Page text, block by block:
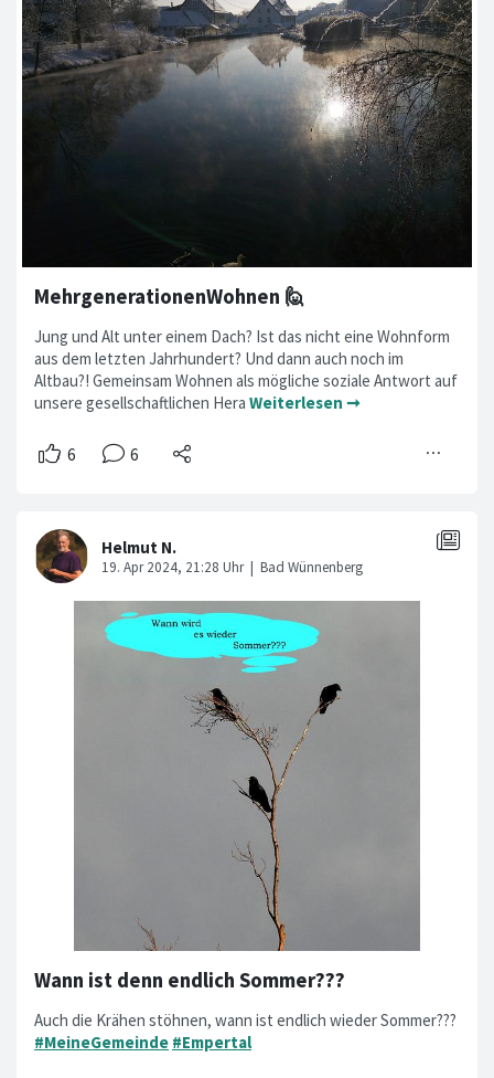
MehrgenerationenWohnen 🙋
Jung und Alt unter einem Dach? Ist das nicht eine Wohnform
aus dem letzten Jahrhundert? Und dann auch noch im
Altbau?! Gemeinsam Wohnen als mögliche soziale Antwort auf
unsere gesellschaftlichen Hera Weiterlesen ➞
Wann ist denn endlich Sommer???
Auch die Krähen stöhnen, wann ist endlich wieder Sommer???
#MeineGemeinde #Empertal